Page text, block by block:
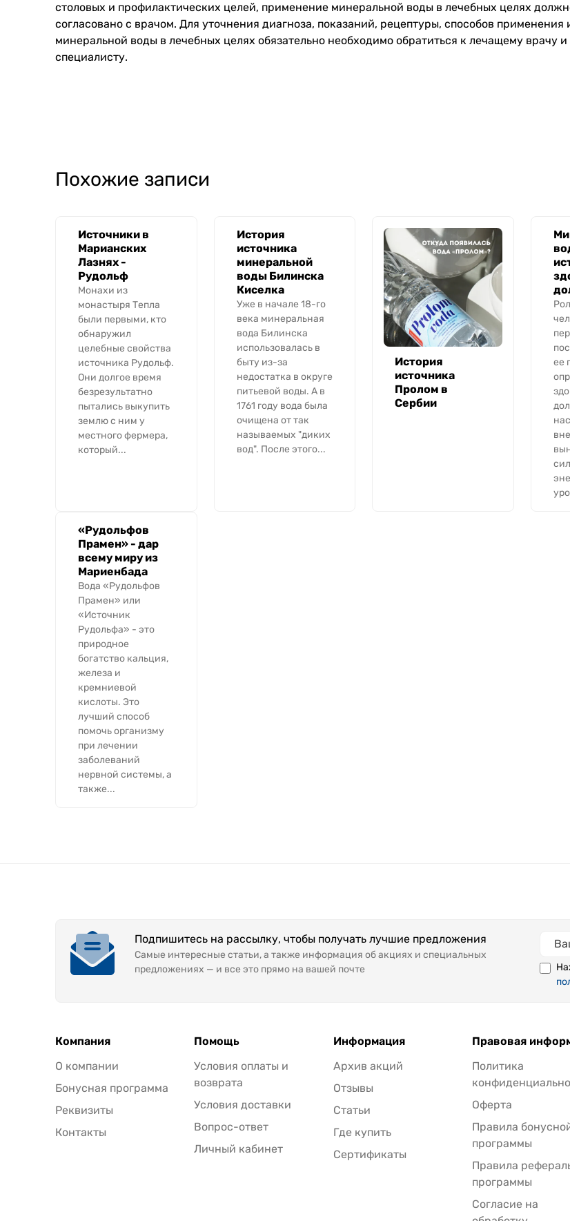
столовых и профилактических целей, применение минеральной воды в лечебных целях
согласовано с врачом. Для уточнения диагноза, показаний, рецептуры, способов применения
минеральной воды в лечебных целях обязательно необходимо обратиться к лечащему врачу
специалисту.
Похожие записи
Источники в
Марианских
Лазнях -
Рудольф
Монахи из
монастыря Тепла
были первыми, кто
обнаружил
целебные свойства
источника Рудольф.
Они долгое время
безрезультатно
пытались выкупить
землю с ним у
местного фермера,
который...
История
источника
минеральной
воды Билинска
Киселка
Уже в начале 18-го
века минеральная
вода Билинска
использовалась в
быту из-за
недостатка в округе
питьевой воды. А в
1761 году вода была
очищена от так
называемых "диких
вод". После этого...
История
источника
Пролом в
Сербии
ее
«Рудольфов
Прамен» - дар
всему миру из
Мариенбада
Вода «Рудольфов
Прамен» или
«Источник
Рудольфа» - это
природное
богатство кальция,
железа и
кремниевой
кислоты. Это
лучший способ
помочь организму
при лечении
заболеваний
нервной системы, а
также...
Подпишитесь на рассылку, чтобы получать лучшие предложения
Самые интересные статьи, а также информация об акциях и специальных
предложениях — и все это прямо на вашей почте
Компания
О компании
Бонусная программа
Реквизиты
Контакты
Помощь
Условия оплаты и
возврата
Условия доставки
Вопрос-ответ
Личный кабинет
Информация
Архив акций
Отзывы
Статьи
Где купить
Сертификаты
Правовая
Политика
Оферта
Правила
программы
Правила
программы
Согласие на